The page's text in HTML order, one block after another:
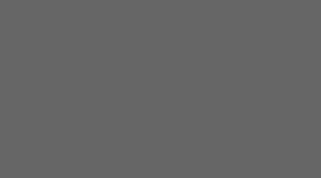
les fortes pluies